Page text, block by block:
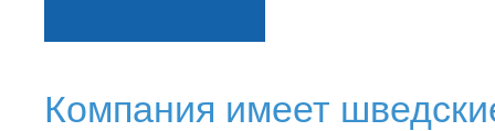
Компания имеет